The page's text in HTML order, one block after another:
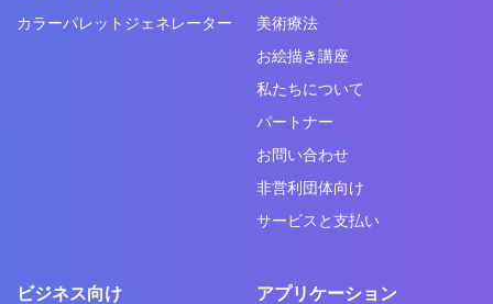
カラーパレットジェネレーター
美術療法
お絵描き講座
私たちについて
パートナー
お問い合わせ
非営利団体向け
サービスと支払い
ビジネス向け アプリケーション